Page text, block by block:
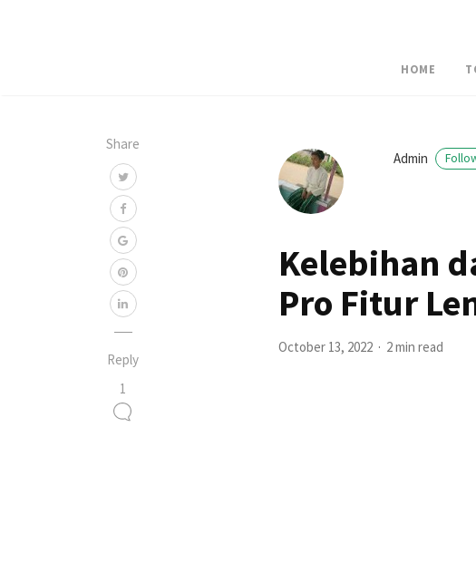
HOME
Share
Reply
1
Admin
Kelebihan
Pro Fitur
October 13, 2022 2 min read